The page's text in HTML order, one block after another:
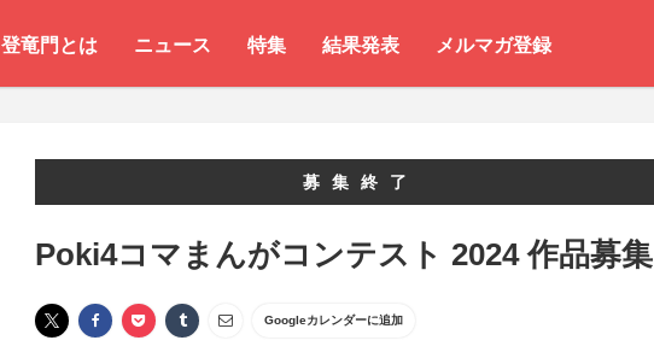
登竜門とは ニュース 特集 結果発表 メルマガ登録
募集終了
Poki4コマまんがコンテスト 2024 作品募集
Googleカレンダーに追加